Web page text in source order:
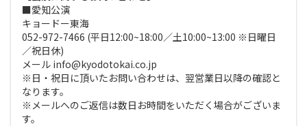
■愛知公演
キョードー東海
052-972-7466 (平日12:00~18:00／土10:00~13:00 ※日曜日
／祝日休)
メール info@kyodotokai.co.jp
※日・祝日に頂いたお問い合わせは、翌営業日以降の確認と
なります。
※メールへのご返信は数日お時間をいただく場合がございま
す。